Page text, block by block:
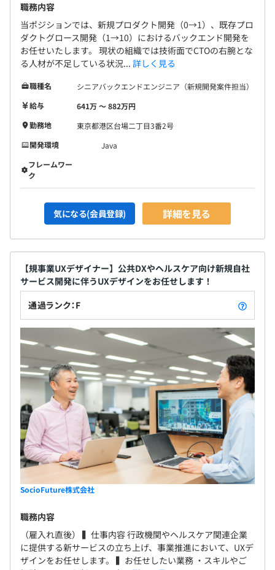
職務内容
当ポジションでは、新規プロダクト開発（0→1）、既存プロ
ダクトグロース開発（1→10）におけるバックエンド開発を
お任せいたします。 現状の組織では技術面でCTOの右腕とな
る人材が不足している状況... 詳しく見る
職種名
シニアバックエンドエンジニア（新規開発案件担当）
給与
641万 〜 882万円
勤務地
東京都港区台場二丁目3番2号
開発環境
Java
フレームワー
ク
気になる(会員登録) 詳細を見る
【規事業UXデザイナー】公共DXやヘルスケア向け新規自社
サービス開発に伴うUXデザインをお任せします！
通過ランク：F
SocioFuture株式会社
職務内容
（雇入れ直後） ▍仕事内容 行政機関やヘルスケア関連企業
に提供する新サービスの立ち上げ、事業推進において、UXデ
ザインをお任せします。 ▍お任せしたい業務 ・スキルやご